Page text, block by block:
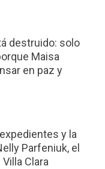
destruido: solo
Maisa
en paz y
y la
Parfeniuk, el
Clara